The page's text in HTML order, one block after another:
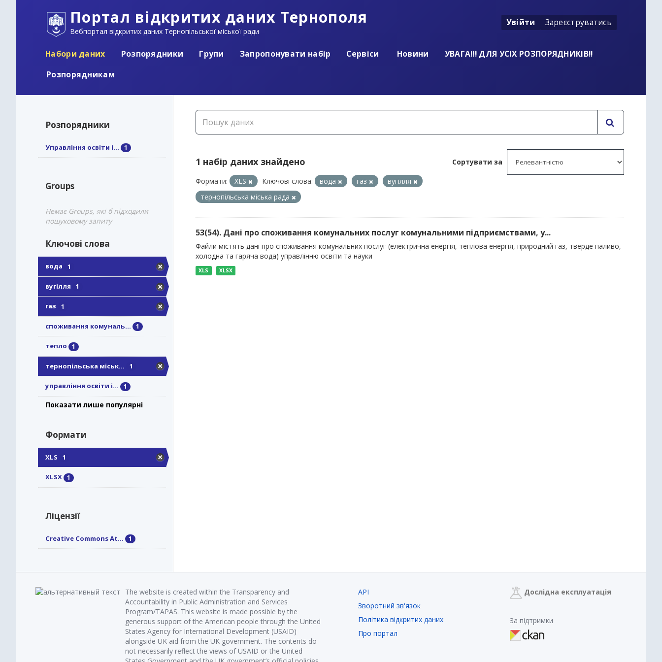
Портал відкритих даних Тернополя
Вебпортал відкритих даних Тернопільської міської ради
Увійти Зареєструватись
Набори даних Розпорядники Групи Запропонувати набір Сервіси Новини
УВАГА!!! ДЛЯ УСІХ РОЗПОРЯДНИКІВ!!
Розпорядникам
Розпорядники
Управління освіти і... 1
Groups
Немає Groups, які б підходили
пошуковому запиту
Ключові слова
вода 1
вугілля 1
газ 1
споживання комуналь... 1
тепло 1
тернопільська міськ... 1
управління освіти і... 1
Показати лише популярні
Формати
XLS 1
XLSX 1
Ліцензії
Creative Commons At... 1
Сортувати за
1 набір даних знайдено
Формати: XLS Ключові слова: вода газ
вугілля
тернопільська міська рада
53(54). Дані про споживання комунальних послуг комунальними підприємствами, у...
Файли містять дані про споживання комунальних послуг (електрична енергія, теплова енергія, природний газ, тверде паливо,
холодна та гаряча вода) управлінню освіти та науки
XLS XLSX
The website is created within the Transparency and
Accountability in Public Administration and Services
Program/TAPAS. This website is made possible by the
generous support of the American people through the United
States Agency for International Development (USAID)
alongside UK aid from the UK government. The contents do
not necessarily reflect the views of USAID or the United
API
Зворотний зв'язок
Політика відкритих даних
Про портал
Дослідна експлуатація
За підтримки